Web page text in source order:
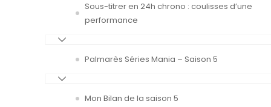
Sous-titrer en 24h chrono : coulisses d’une
performance
Palmarès Séries Mania – Saison 5
Mon Bilan de la saison 5